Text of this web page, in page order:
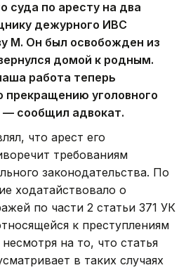
суда по аресту на два
дежурного ИВС
М. Он был освобожден из
домой к родным.
работа теперь
прекращению уголовного
— сообщил адвокат.
что арест его
требованиям
законодательства. По
ходатайствовало о
по части 2 статьи 371 УК
к преступлениям
на то, что статья
в таких случаях